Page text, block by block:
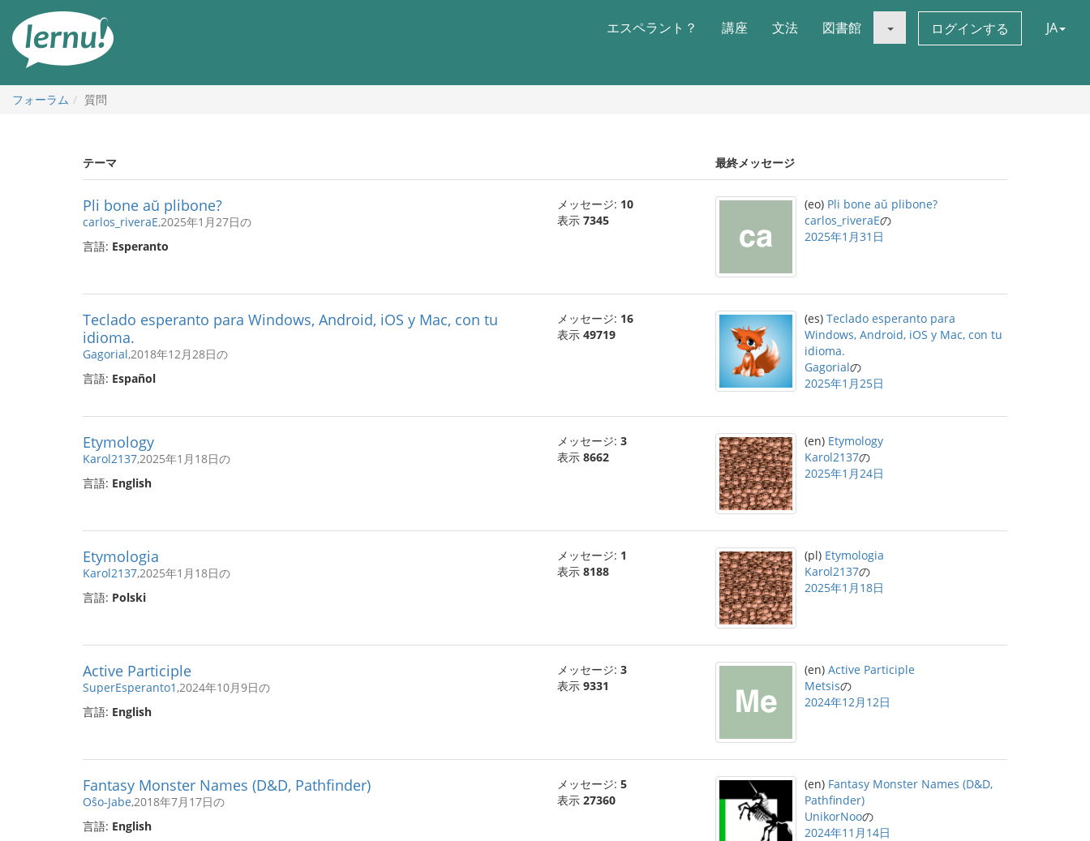
エスペラント？ 講座 文法 図書館 ログインする JA
フォーラム 質問
テーマ 最終メッセージ
Pli bone aŭ plibone?
carlos_riveraE,2025年1月27日の
言語: Esperanto
メッセージ: 10
表示 7345
(eo) Pli bone aŭ plibone?
carlos_riveraEの
2025年1月31日
Teclado esperanto para Windows, Android, iOS y Mac, con tu
idioma.
Gagorial,2018年12月28日の
言語: Español
メッセージ: 16
表示 49719
(es) Teclado esperanto para
Windows, Android, iOS y Mac, con tu
idioma.
Gagorialの
2025年1月25日
Etymology
Karol2137,2025年1月18日の
言語: English
メッセージ: 3
表示 8662
(en) Etymology
Karol2137の
2025年1月24日
Etymologia
Karol2137,2025年1月18日の
言語: Polski
メッセージ: 1
表示 8188
(pl) Etymologia
Karol2137の
2025年1月18日
Active Participle
SuperEsperanto1 ,2024年10月9日の
言語: English
メッセージ: 3
表示 9331
(en) Active Participle
Metsisの
2024年12月12日
Fantasy Monster Names (D&D, Pathfinder)
Oŝo-Jabe,2018年7月17日の
言語: English
メッセージ: 5
表示 27360
(en) Fantasy Monster Names (D&D,
Pathfinder)
UnikorNooの
2024年11月14日